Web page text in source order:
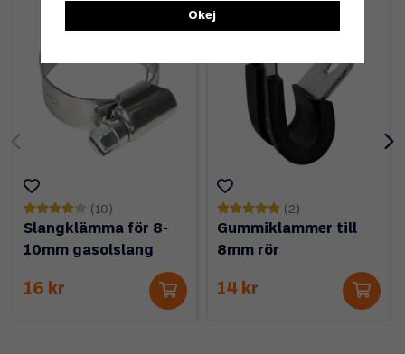
(10)
Slangklämma för 8-
10mm gasolslang
16 kr
(2)
Gummiklammer till
8mm rör
14 kr
Okej